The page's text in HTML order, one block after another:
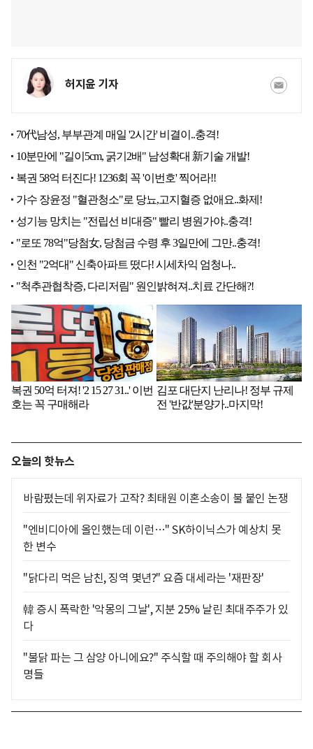
허지윤 기자
오늘의 핫뉴스
바람폈는데 위자료가 고작? 최태원 이혼소송이 불 붙인 논쟁
"엔비디아에 올인했는데 이런…" SK하이닉스가 예상치 못
한 변수
"닭다리 먹은 남친, 징역 몇년?" 요즘 대세라는 '재판장'
韓 증시 폭락한 '악몽의 그날', 지분 25% 날린 최대주주가 있
다
"불닭 파는 그 삼양 아니에요?" 주식할 때 주의해야 할 회사
명들